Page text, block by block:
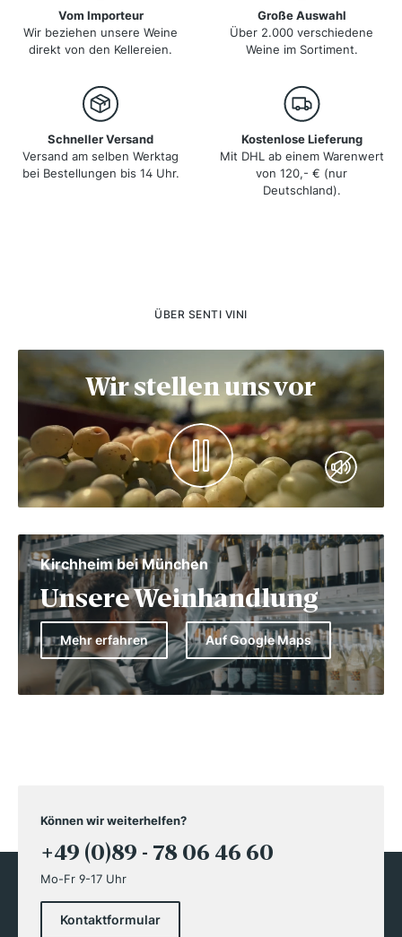
Vom Importeur
Wir beziehen unsere Weine
direkt von den Kellereien.
Große Auswahl
Über 2.000 verschiedene
Weine im Sortiment.
Schneller Versand
Versand am selben Werktag
bei Bestellungen bis 14 Uhr.
Kostenlose Lieferung
Mit DHL ab einem Warenwert
von 120,- € (nur
Deutschland).
ÜBER SENTI VINI
Wir stellen uns vor
Kirchheim bei München
Unsere Weinhandlung
Mehr erfahren Auf Google Maps
Können wir weiterhelfen?
+49 (0)89 - 78 06 46 60
Mo-Fr 9-17 Uhr
Kontaktformular